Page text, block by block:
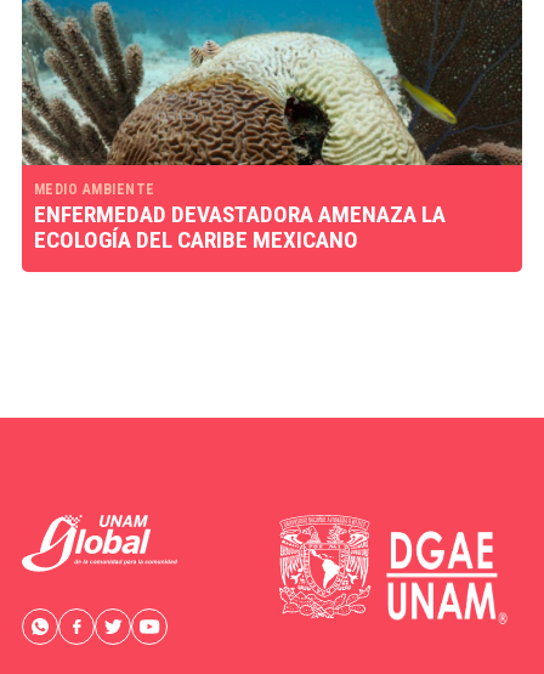
MEDIO AMBIENTE
ENFERMEDAD DEVASTADORA AMENAZA LA
ECOLOGÍA DEL CARIBE MEXICANO